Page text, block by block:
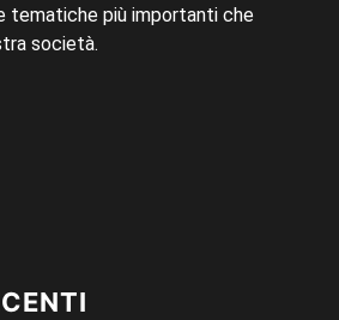
tematiche più importanti che
società.